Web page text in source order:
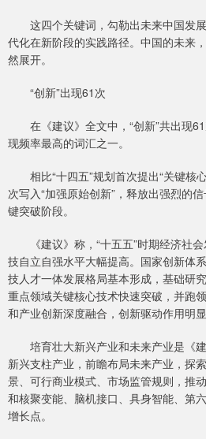
这四个关键词，勾勒出未来中国发
代化在新阶段的实践路径。中国的未来
然展开。
“创新”出现61次
在《建议》全文中，“创新”共出现61
现频率最高的词汇之一。
相比“十四五”规划首次提出“关键核
次写入“加强原始创新”，释放出强烈的
键突破阶段。
《建议》称，“十五五”时期经济社会
技自立自强水平大幅提高。国家创新体
技人才一体发展格局基本形成，基础研
重点领域关键核心技术快速突破，并跑
和产业创新深度融合，创新驱动作用明显
培育壮大新兴产业和未来产业是《
新兴支柱产业，前瞻布局未来产业，探
景、可行商业模式、市场监管规则，推
和核聚变能、脑机接口、具身智能、第
增长点。